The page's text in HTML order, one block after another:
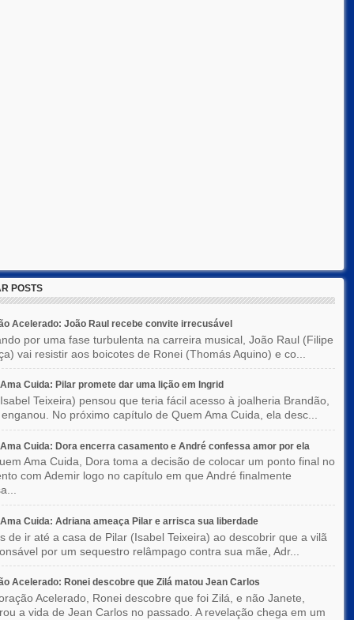
POSTS
Acelerado: João Raul recebe convite irrecusável
por uma fase turbulenta na carreira musical, João Raul (Filipe
vai resistir aos boicotes de Ronei (Thomás Aquino) e co...
Cuida: Pilar promete dar uma lição em Ingrid
Teixeira) pensou que teria fácil acesso à joalheria Brandão,
No próximo capítulo de Quem Ama Cuida, ela desc...
Cuida: Dora encerra casamento e André confessa amor por ela
Ama Cuida, Dora toma a decisão de colocar um ponto final no
com Ademir logo no capítulo em que André finalmente
Cuida: Adriana ameaça Pilar e arrisca sua liberdade
de ir até a casa de Pilar (Isabel Teixeira) ao descobrir que a vilã
por um sequestro relâmpago contra sua mãe, Adr...
Acelerado: Ronei descobre que Zilá matou Jean Carlos
Acelerado, Ronei descobre que foi Zilá, e não Janete,
a vida de Jean Carlos no passado. A revelação chega em um